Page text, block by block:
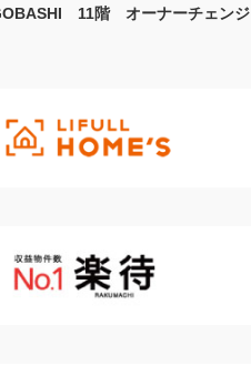
11階 オーナーチェンジ